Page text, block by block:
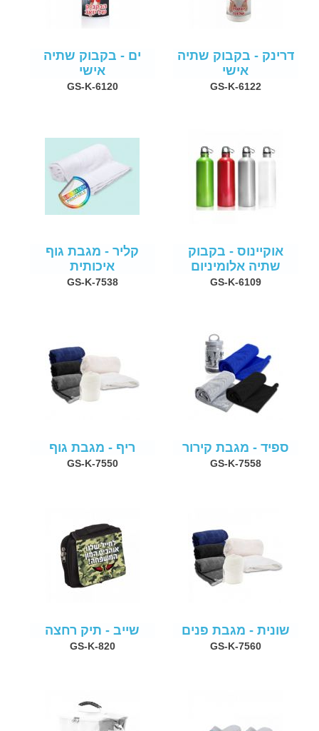
דרינק - בקבוק שתיה
אישי
GS-K-6122
ים - בקבוק שתיה
אישי
GS-K-6120
אוקיינוס - בקבוק
שתיה אלומיניום
GS-K-6109
קליר - מגבת גוף
איכותית
GS-K-7538
ספיד - מגבת קירור
GS-K-7558
ריף - מגבת גוף
GS-K-7550
שונית - מגבת פנים
GS-K-7560
שייב - תיק רחצה
GS-K-820